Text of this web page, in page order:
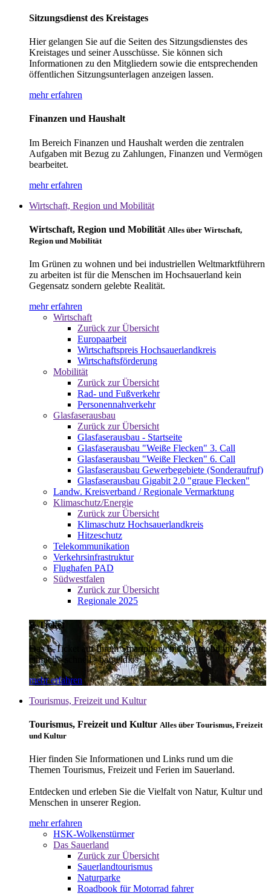
Sitzungsdienst des Kreistages
Hier gelangen Sie auf die Seiten des Sitzungsdienstes des
Kreistages und seiner Ausschüsse. Sie können sich
Informationen zu den Mitgliedern sowie die entsprechenden
öffentlichen Sitzungsunterlagen anzeigen lassen.
mehr erfahren
Finanzen und Haushalt
Im Bereich Finanzen und Haushalt werden die zentralen
Aufgaben mit Bezug zu Zahlungen, Finanzen und Vermögen
bearbeitet.
mehr erfahren
Wirtschaft, Region und Mobilität
Wirtschaft, Region und Mobilität Alles über Wirtschaft,
Region und Mobilität
Im Grünen zu wohnen und bei industriellen Weltmarktführern
zu arbeiten ist für die Menschen im Hochsauerland kein
Gegensatz sondern gelebte Realität.
mehr erfahren
Wirtschaft
Zurück zur Übersicht
Europaarbeit
Wirtschaftspreis Hochsauerlandkreis
Wirtschaftsförderung
Mobilität
Zurück zur Übersicht
Rad- und Fußverkehr
Personennahverkehr
Glasfaserausbau
Zurück zur Übersicht
Glasfaserausbau - Startseite
Glasfaserausbau "Weiße Flecken" 3. Call
Glasfaserausbau "Weiße Flecken" 6. Call
Glasfaserausbau Gewerbegebiete (Sonderaufruf)
Glasfaserausbau Gigabit 2.0 "graue Flecken"
Landw. Kreisverband / Regionale Vermarktung
Klimaschutz/Energie
Zurück zur Übersicht
Klimaschutz Hochsauerlandkreis
Hitzeschutz
Telekommunikation
Verkehrsinfrastruktur
Flughafen PAD
Südwestfalen
Zurück zur Übersicht
Regionale 2025
E-Ticket
Das E-Ticket auf Ihrem Smartphone mit der mobil info App -
einfach - schnell - bargeldlos
mehr erfahren
Tourismus, Freizeit und Kultur
Tourismus, Freizeit und Kultur Alles über Tourismus, Freizeit
und Kultur
Hier finden Sie Informationen und Links rund um die
Themen Tourismus, Freizeit und Ferien im Sauerland.
Entdecken und erleben Sie die Vielfalt von Natur, Kultur und
Menschen in unserer Region.
mehr erfahren
HSK-Wolkenstürmer
Das Sauerland
Zurück zur Übersicht
Sauerlandtourismus
Naturparke
Roadbook für Motorrad fahrer